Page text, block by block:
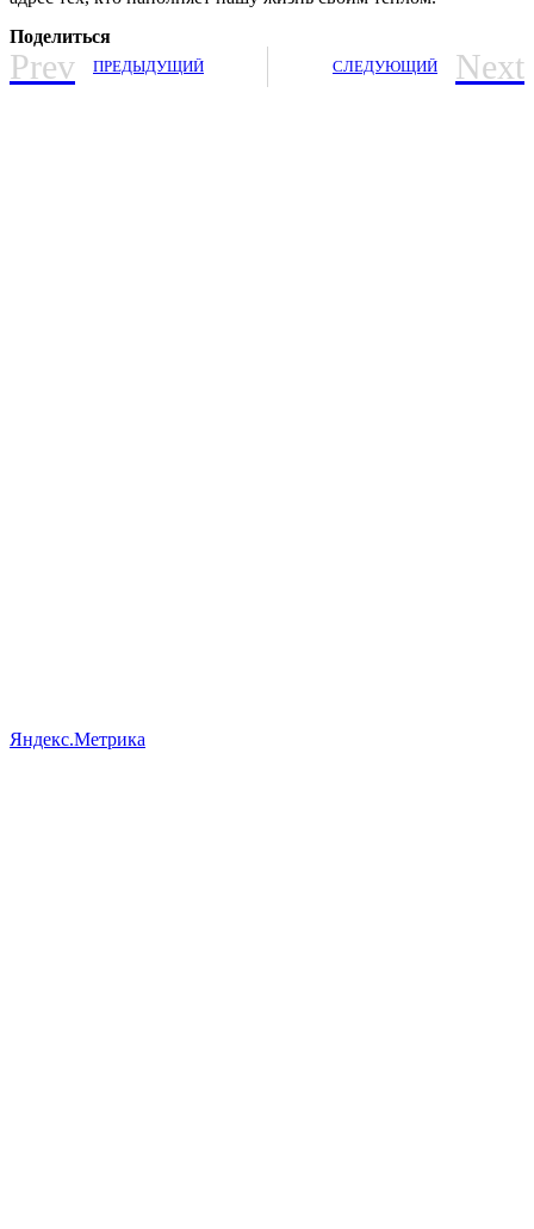
Поделиться
Prev ПРЕДЫДУЩИЙ СЛЕДУЮЩИЙ Next
Яндекс.Метрика